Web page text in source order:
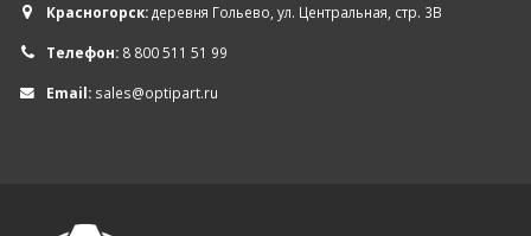
Красногорск:деревня Гольево, ул. Центральная, стр. 3В
Телефон: 8 800 511 51 99
Email: sales@optipart.ru